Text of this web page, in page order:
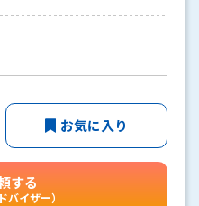
する
バイザー）
お気に入り